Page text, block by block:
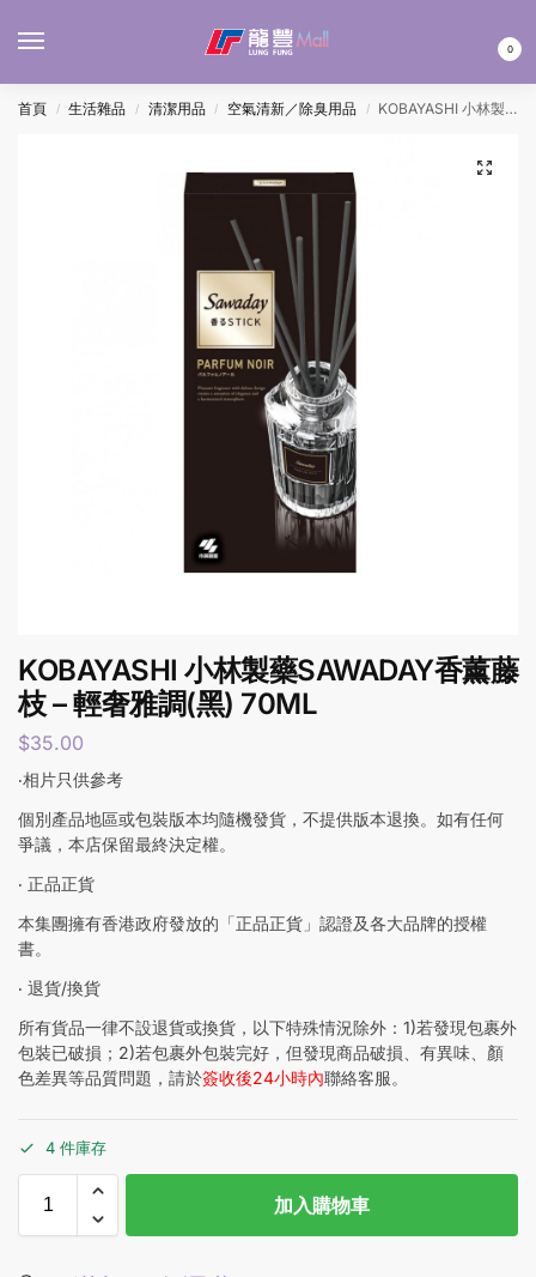
0
首頁 / 生活雜品 / 清潔用品 / 空氣清新／除臭用品 / KOBAYASHI 小林製藥SAWADAY香薰藤枝 – 輕奢雅調(黑) 70ML
KOBAYASHI 小林製藥SAWADAY香薰藤
枝 – 輕奢雅調(黑) 70ML
$35.00
‧相片只供參考
個別產品地區或包裝版本均隨機發貨，不提供版本退換。如有任何
爭議，本店保留最終決定權。
‧ 正品正貨
本集團擁有香港政府發放的「正品正貨」認證及各大品牌的授權
書。
‧ 退貨/換貨
所有貨品一律不設退貨或換貨，以下特殊情況除外：1)若發現包裹外
包裝已破損；2)若包裹外包裝完好，但發現商品破損、有異味、顏
色差異等品質問題，請於簽收後24小時內聯絡客服。
4 件庫存
加入購物車